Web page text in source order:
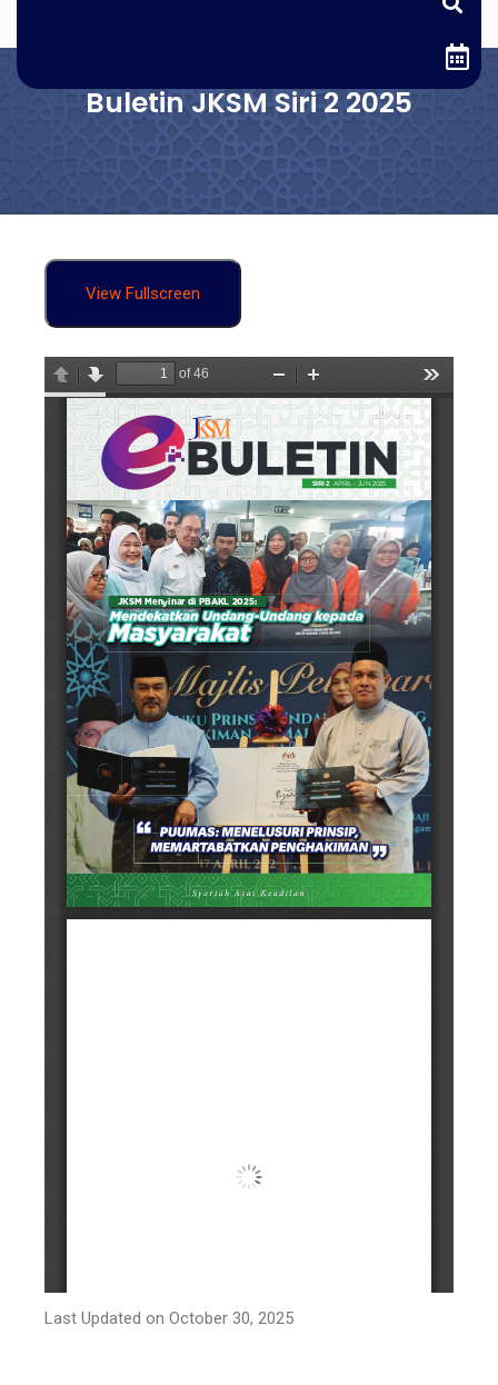
Buletin JKSM Siri 2 2025
View Fullscreen
Last Updated on October 30, 2025